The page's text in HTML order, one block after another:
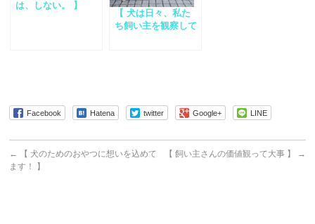
は、しない。 】
【 犬は日々、私た
ち飼い主を観察して
Facebook Hatena twitter Google+ LINE
←
【 犬のためのおやつに想いを込めて
ます！ 】
【 飼い主さんの価値観って大事 】 →